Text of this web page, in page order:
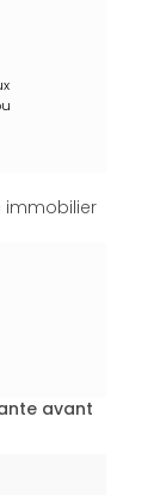
immobilier
avant